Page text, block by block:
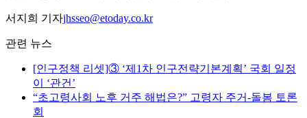
서지희 기자jhsseo@etoday.co.kr
관련 뉴스
[인구정책 리셋]③ ‘제1차 인구전략기본계획’ 국회 일정
이 ‘관건’
“초고령사회 노후 거주 해법은?” 고령자 주거-돌봄 토론
회